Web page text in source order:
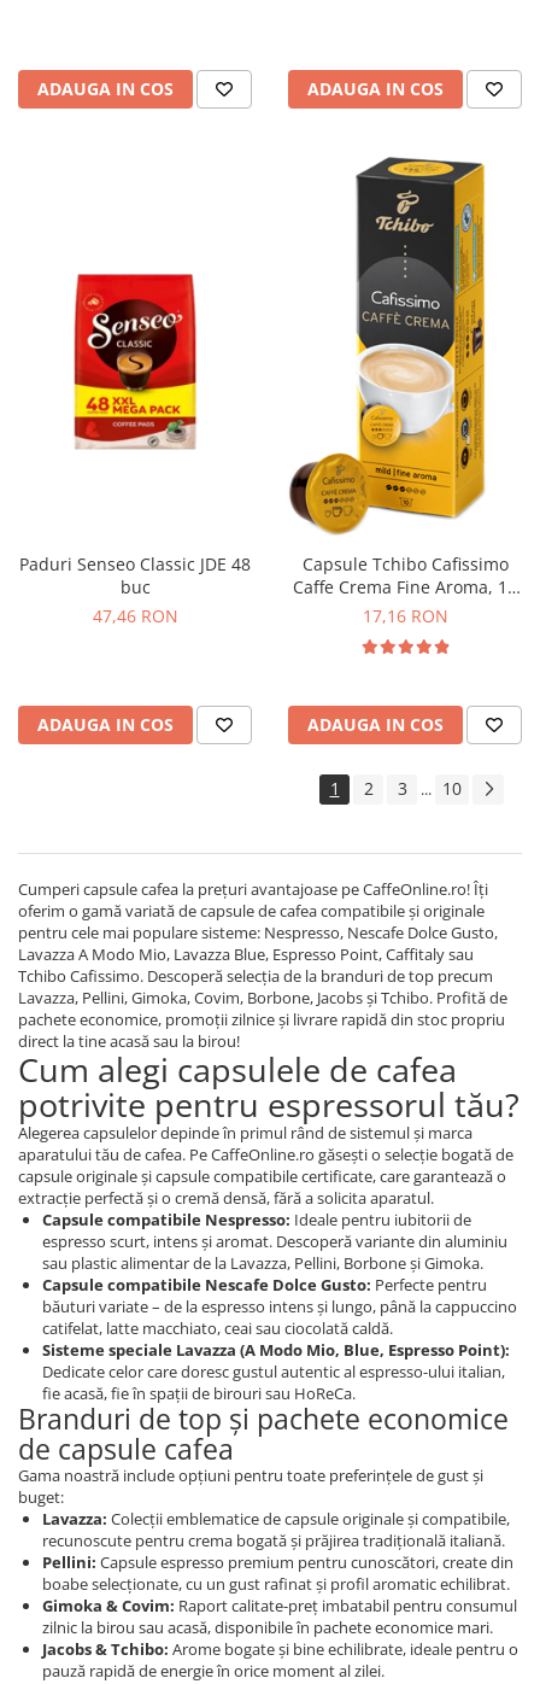
ADAUGA IN COS ADAUGA IN COS
Paduri Senseo Classic JDE 48
buc
47,46 RON
ADAUGA IN COS
Capsule Tchibo Cafissimo
Caffe Crema Fine Aroma, 10
buc
17,16 RON
ADAUGA IN COS
1 2 3 ... 10
Cumperi capsule cafea la prețuri avantajoase pe CaffeOnline.ro! Îți
oferim o gamă variată de capsule de cafea compatibile și originale
pentru cele mai populare sisteme: Nespresso, Nescafe Dolce Gusto,
Lavazza A Modo Mio, Lavazza Blue, Espresso Point, Caffitaly sau
Tchibo Cafissimo. Descoperă selecția de la branduri de top precum
Lavazza, Pellini, Gimoka, Covim, Borbone, Jacobs și Tchibo. Profită de
pachete economice, promoții zilnice și livrare rapidă din stoc propriu
direct la tine acasă sau la birou!
Cum alegi capsulele de cafea
potrivite pentru espressorul tău?
Alegerea capsulelor depinde în primul rând de sistemul și marca
aparatului tău de cafea. Pe CaffeOnline.ro găsești o selecție bogată de
capsule originale și capsule compatibile certificate, care garantează o
extracție perfectă și o cremă densă, fără a solicita aparatul.
Capsule compatibile Nespresso: Ideale pentru iubitorii de
espresso scurt, intens și aromat. Descoperă variante din aluminiu
sau plastic alimentar de la Lavazza, Pellini, Borbone și Gimoka.
Capsule compatibile Nescafe Dolce Gusto: Perfecte pentru
băuturi variate – de la espresso intens și lungo, până la cappuccino
catifelat, latte macchiato, ceai sau ciocolată caldă.
Sisteme speciale Lavazza (A Modo Mio, Blue, Espresso Point):
Dedicate celor care doresc gustul autentic al espresso-ului italian,
fie acasă, fie în spații de birouri sau HoReCa.
Branduri de top și pachete economice
de capsule cafea
Gama noastră include opțiuni pentru toate preferințele de gust și
buget:
Lavazza: Colecții emblematice de capsule originale și compatibile,
recunoscute pentru crema bogată și prăjirea tradițională italiană.
Pellini: Capsule espresso premium pentru cunoscători, create din
boabe selecționate, cu un gust rafinat și profil aromatic echilibrat.
Gimoka & Covim: Raport calitate-preț imbatabil pentru consumul
zilnic la birou sau acasă, disponibile în pachete economice mari.
Jacobs & Tchibo: Arome bogate și bine echilibrate, ideale pentru o
pauză rapidă de energie în orice moment al zilei.